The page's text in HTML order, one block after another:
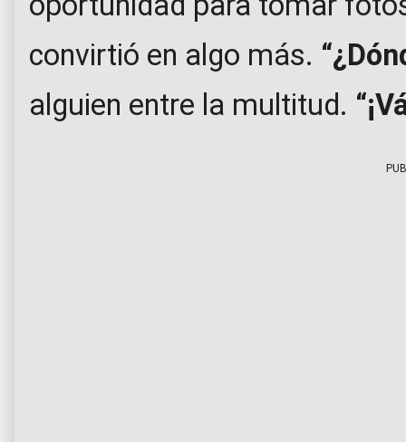
convirtió en algo más.
alguien entre la multitud.